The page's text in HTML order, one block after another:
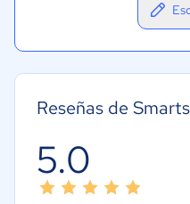
Reseñas de
5.0